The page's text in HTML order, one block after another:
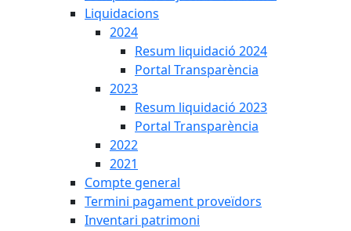
Liquidacions
2024
Resum liquidació 2024
Portal Transparència
2023
Resum liquidació 2023
Portal Transparència
2022
2021
Compte general
Termini pagament proveïdors
Inventari patrimoni